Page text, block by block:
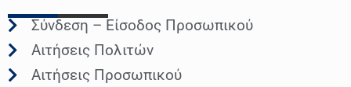
Σύνδεση – Είσοδος Προσωπικού
Αιτήσεις Πολιτών
Αιτήσεις Προσωπικού